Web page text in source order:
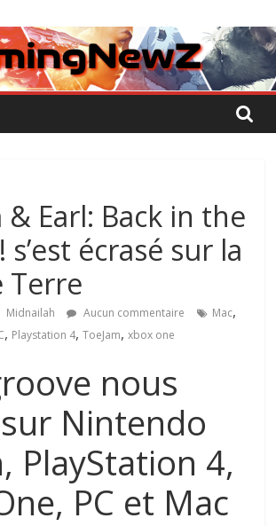
& Earl: Back in the
s’est écrasé sur la
Terre
Midnailah Aucun commentaire Mac,
, Playstation 4,ToeJam,xbox one
nous
Nintendo
PlayStation 4,
PC et Mac